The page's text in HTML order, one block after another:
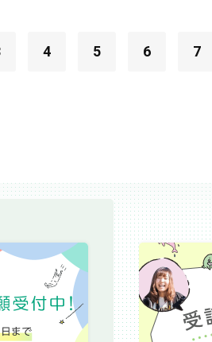
4 5 6 7